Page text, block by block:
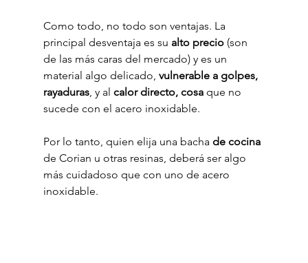
Como todo, no todo son ventajas. La
principal desventaja es su alto precio (son
de las más caras del mercado) y es un
material algo delicado, vulnerable a golpes,
rayaduras, y al calor directo, cosa que no
sucede con el acero inoxidable.
Por lo tanto, quien elija una bacha de cocina
de Corian u otras resinas, deberá ser algo
más cuidadoso que con uno de acero
inoxidable.